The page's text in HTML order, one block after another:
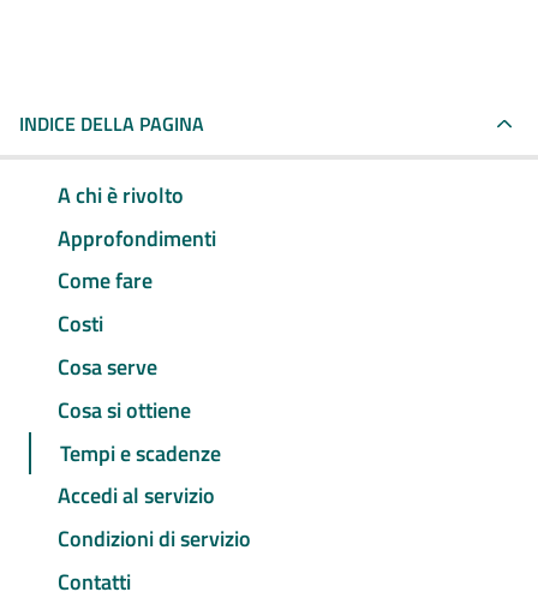
INDICE DELLA PAGINA
A chi è rivolto
Approfondimenti
Come fare
Costi
Cosa serve
Cosa si ottiene
Tempi e scadenze
Accedi al servizio
Condizioni di servizio
Contatti